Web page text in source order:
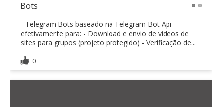
Bots
- Telegram Bots baseado na Telegram Bot Api
efetivamente para: - Download e envio de videos de
sites para grupos (projeto protegido) - Verificação de...
0